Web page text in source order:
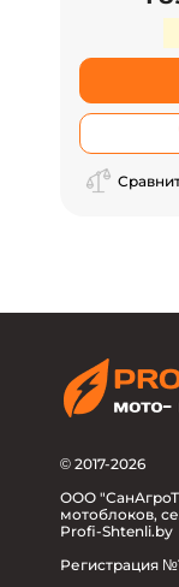
© 2017-2026
ООО
мотоблоков,
Profi-Shtenli.by
Регистрация